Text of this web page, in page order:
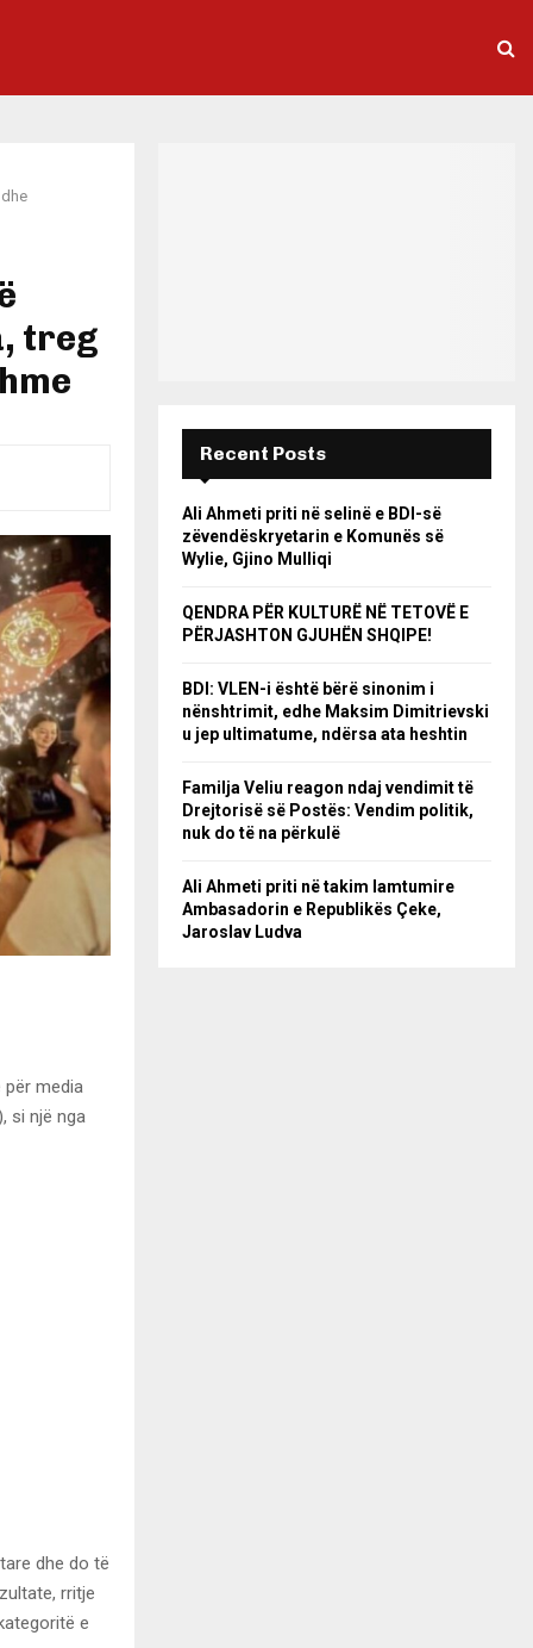
treg
për media
si një nga
dhe do të
rritje
e
Recent Posts
Ali Ahmeti priti në selinë e BDI-së
zëvendëskryetarin e Komunës së
Wylie, Gjino Mulliqi
QENDRA PËR KULTURË NË TETOVË E
PËRJASHTON GJUHËN SHQIPE!
BDI: VLEN-i është bërë sinonim i
nënshtrimit, edhe Maksim Dimitrievski
u jep ultimatume, ndërsa ata heshtin
Familja Veliu reagon ndaj vendimit të
Drejtorisë së Postës: Vendim politik,
nuk do të na përkulë
Ali Ahmeti priti në takim lamtumire
Ambasadorin e Republikës Çeke,
Jaroslav Ludva